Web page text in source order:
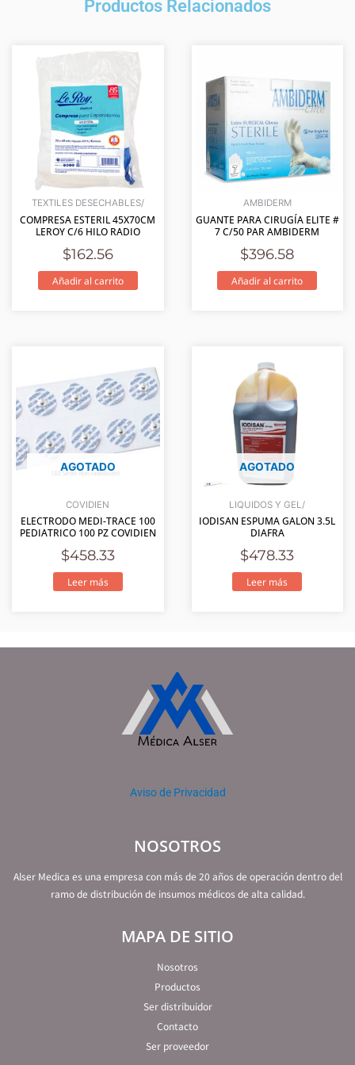
Productos Relacionados
TEXTILES DESECHABLES/
COMPRESA ESTERIL 45X70CM
LEROY C/6 HILO RADIO
$162.56
Añadir al carrito
AMBIDERM
GUANTE PARA CIRUGÍA ELITE #
7 C/50 PAR AMBIDERM
$396.58
Añadir al carrito
AGOTADO
COVIDIEN
ELECTRODO MEDI-TRACE 100
PEDIATRICO 100 PZ COVIDIEN
$458.33
Leer más
AGOTADO
LIQUIDOS Y GEL/
IODISAN ESPUMA GALON 3.5L
DIAFRA
$478.33
Leer más
Aviso de Privacidad
NOSOTROS
Alser Medica es una empresa con más de 20 años de operación dentro del
ramo de distribución de insumos médicos de alta calidad.
MAPA DE SITIO
Nosotros
Productos
Ser distribuidor
Contacto
Ser proveedor